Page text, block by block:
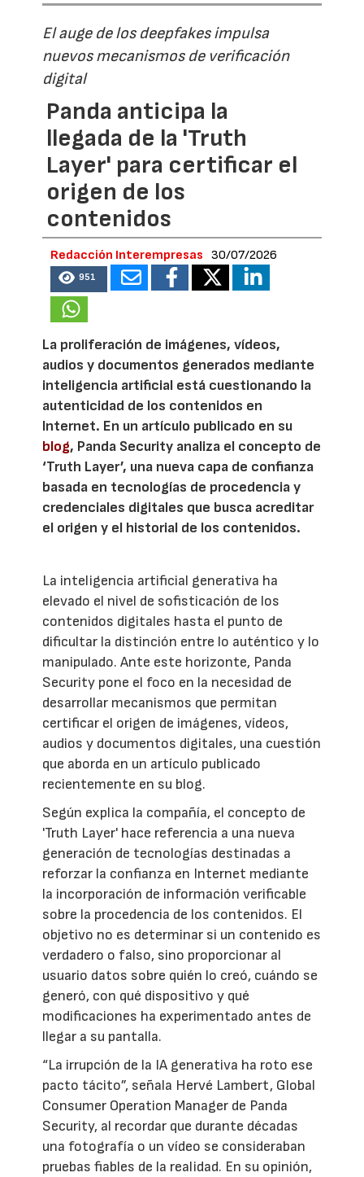
El auge de los deepfakes impulsa
nuevos mecanismos de verificación
digital
Panda anticipa la
llegada de la 'Truth
Layer' para certificar el
origen de los
contenidos
Redacción Interempresas 30/07/2026
951
La proliferación de imágenes, vídeos,
audios y documentos generados mediante
inteligencia artificial está cuestionando la
autenticidad de los contenidos en
Internet. En un artículo publicado en su
blog, Panda Security analiza el concepto de
‘Truth Layer’, una nueva capa de confianza
basada en tecnologías de procedencia y
credenciales digitales que busca acreditar
el origen y el historial de los contenidos.
La inteligencia artificial generativa ha
elevado el nivel de sofisticación de los
contenidos digitales hasta el punto de
dificultar la distinción entre lo auténtico y lo
manipulado. Ante este horizonte, Panda
Security pone el foco en la necesidad de
desarrollar mecanismos que permitan
certificar el origen de imágenes, vídeos,
audios y documentos digitales, una cuestión
que aborda en un artículo publicado
recientemente en su blog.
Según explica la compañía, el concepto de
'Truth Layer' hace referencia a una nueva
generación de tecnologías destinadas a
reforzar la confianza en Internet mediante
la incorporación de información verificable
sobre la procedencia de los contenidos. El
objetivo no es determinar si un contenido es
verdadero o falso, sino proporcionar al
usuario datos sobre quién lo creó, cuándo se
generó, con qué dispositivo y qué
modificaciones ha experimentado antes de
llegar a su pantalla.
“La irrupción de la IA generativa ha roto ese
pacto tácito”, señala Hervé Lambert, Global
Consumer Operation Manager de Panda
Security, al recordar que durante décadas
una fotografía o un vídeo se consideraban
pruebas fiables de la realidad. En su opinión,